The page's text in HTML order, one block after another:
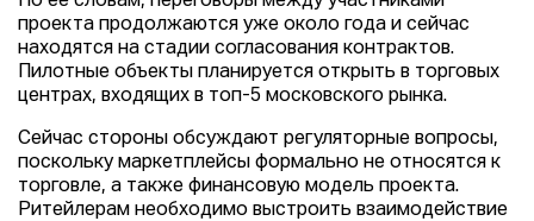
проекта продолжаются уже около года и сейчас
находятся на стадии согласования контрактов.
Пилотные объекты планируется открыть в торговых
центрах, входящих в топ-5 московского рынка.
Сейчас стороны обсуждают регуляторные вопросы,
поскольку маркетплейсы формально не относятся к
торговле, а также финансовую модель проекта.
Ритейлерам необходимо выстроить взаимодействие